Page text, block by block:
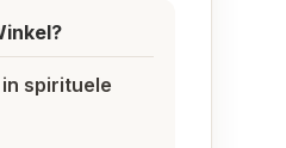
spirituele